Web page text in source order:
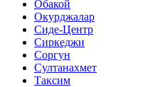
Обакой
Окурджалар
Сиде-Центр
Сиркеджи
Соргун
Султанахмет
Таксим